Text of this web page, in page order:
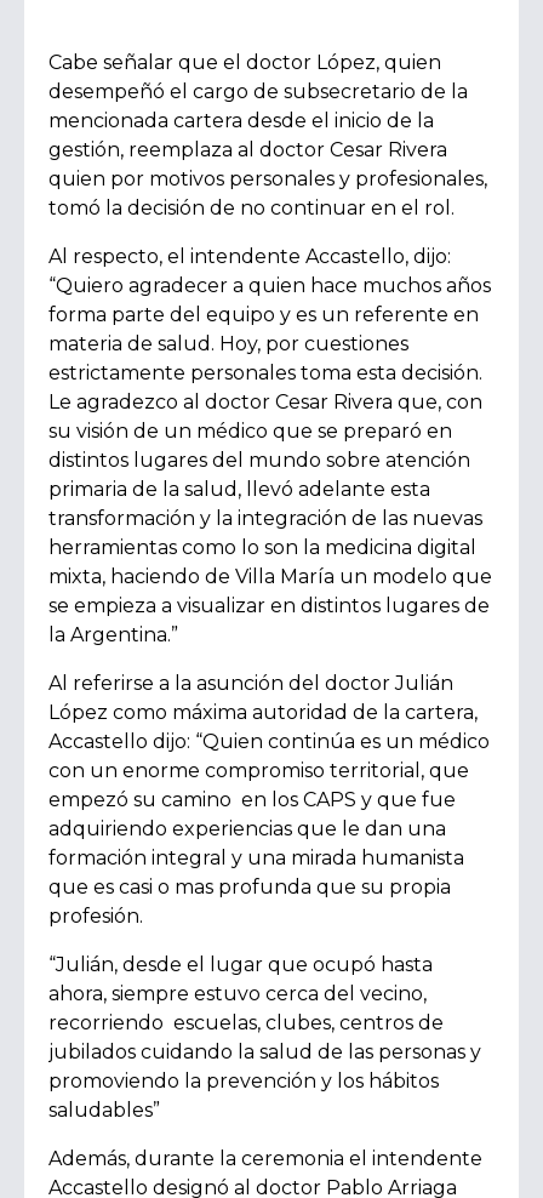
Cabe señalar que el doctor López, quien
desempeñó el cargo de subsecretario de la
mencionada cartera desde el inicio de la
gestión, reemplaza al doctor Cesar Rivera
quien por motivos personales y profesionales,
tomó la decisión de no continuar en el rol.
Al respecto, el intendente Accastello, dijo:
“Quiero agradecer a quien hace muchos años
forma parte del equipo y es un referente en
materia de salud. Hoy, por cuestiones
estrictamente personales toma esta decisión.
Le agradezco al doctor Cesar Rivera que, con
su visión de un médico que se preparó en
distintos lugares del mundo sobre atención
primaria de la salud, llevó adelante esta
transformación y la integración de las nuevas
herramientas como lo son la medicina digital
mixta, haciendo de Villa María un modelo que
se empieza a visualizar en distintos lugares de
la Argentina.”
Al referirse a la asunción del doctor Julián
López como máxima autoridad de la cartera,
Accastello dijo: “Quien continúa es un médico
con un enorme compromiso territorial, que
empezó su camino en los CAPS y que fue
adquiriendo experiencias que le dan una
formación integral y una mirada humanista
que es casi o mas profunda que su propia
profesión.
“Julián, desde el lugar que ocupó hasta
ahora, siempre estuvo cerca del vecino,
recorriendo escuelas, clubes, centros de
jubilados cuidando la salud de las personas y
promoviendo la prevención y los hábitos
saludables”
Además, durante la ceremonia el intendente
Accastello designó al doctor Pablo Arriaga